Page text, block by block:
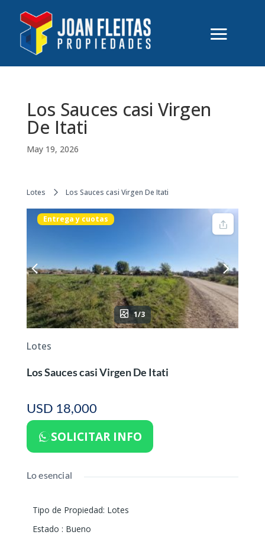
Los Sauces casi Virgen
De Itati
May 19, 2026
Lotes Los Sauces casi Virgen De Itati
Entrega y cuotas
1/3
Lotes
Los Sauces casi Virgen De Itati
USD 18,000
SOLICITAR INFO
Lo esencial
Tipo de Propiedad: Lotes
Estado : Bueno